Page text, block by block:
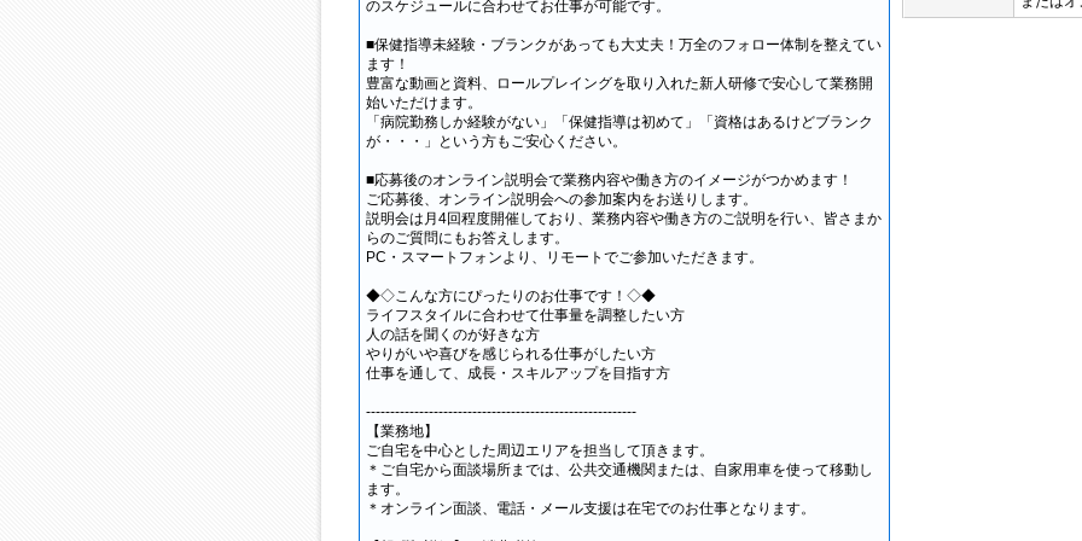
のスケジュールに合わせてお仕事が可能です。
■保健指導未経験・ブランクがあっても大丈夫！万全のフォロー体制を整えてい
ます！
豊富な動画と資料、ロールプレイングを取り入れた新人研修で安心して業務開
始いただけます。
「病院勤務しか経験がない」「保健指導は初めて」「資格はあるけどブランク
が・・・」という方もご安心ください。
■応募後のオンライン説明会で業務内容や働き方のイメージがつかめます！
ご応募後、オンライン説明会への参加案内をお送りします。
説明会は月4回程度開催しており、業務内容や働き方のご説明を行い、皆さまか
らのご質問にもお答えします。
PC・スマートフォンより、リモートでご参加いただきます。
◆◇こんな方にぴったりのお仕事です！◇◆
ライフスタイルに合わせて仕事量を調整したい方
人の話を聞くのが好きな方
やりがいや喜びを感じられる仕事がしたい方
仕事を通して、成長・スキルアップを目指す方
--------------------------------------------------------
【業務地】
ご自宅を中心とした周辺エリアを担当して頂きます。
＊ご自宅から面談場所までは、公共交通機関または、自家用車を使って移動し
ます。
＊オンライン面談、電話・メール支援は在宅でのお仕事となります。